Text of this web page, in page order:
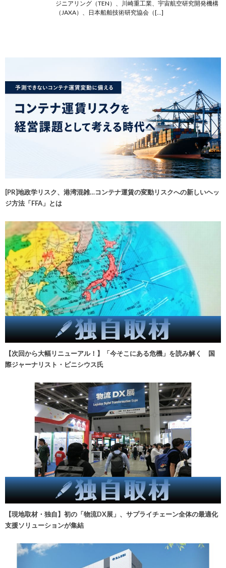
ジニアリング（TEN）、川崎重工業、宇宙航空研究開発機構
（JAXA）、日本船舶技術研究協会（[…]
[PR]地政学リスク、港湾混雑…コンテナ運賃の変動リスクへの新しいヘッ
ジ方法「FFA」とは
【次回から大幅リニューアル！】「今そこにある危機」を読み解く 国
際ジャーナリスト・ビニシウス氏
【現地取材・独自】初の「物流DX展」、サプライチェーン全体の最適化
支援ソリューションが集結